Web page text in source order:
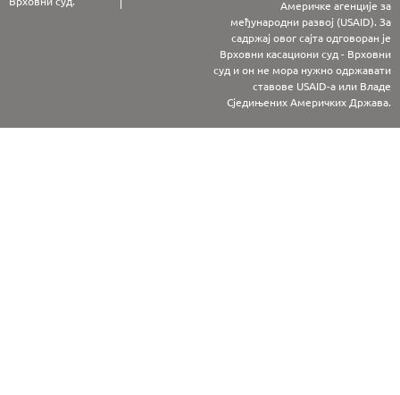
Америчке агенције за
међународни развој (USAID). За
садржај овог сајта одговоран је
Врховни касациони суд - Врховни
суд и он не мора нужно одржавати
ставове USAID-а или Владе
Сједињених Америчких Држава.